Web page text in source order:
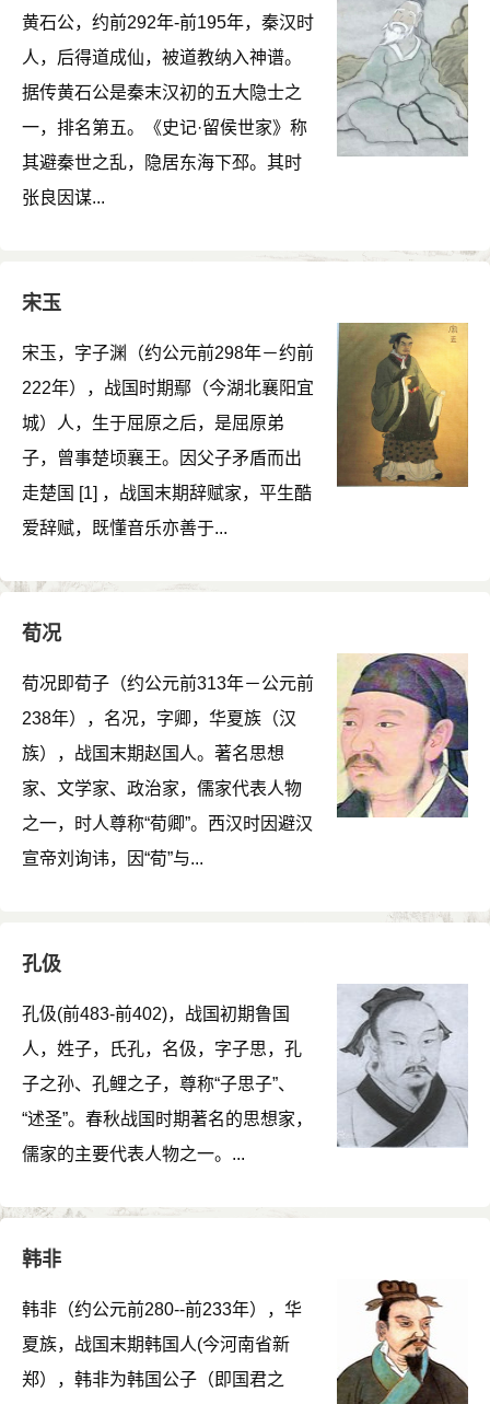
黄石公，约前292年-前195年，秦汉时
人，后得道成仙，被道教纳入神谱。
据传黄石公是秦末汉初的五大隐士之
一，排名第五。《史记·留侯世家》称
其避秦世之乱，隐居东海下邳。其时
张良因谋...
宋玉
宋玉，字子渊（约公元前298年－约前
222年），战国时期鄢（今湖北襄阳宜
城）人，生于屈原之后，是屈原弟
子，曾事楚顷襄王。因父子矛盾而出
走楚国 [1] ，战国末期辞赋家，平生酷
爱辞赋，既懂音乐亦善于...
荀况
荀况即荀子（约公元前313年－公元前
238年），名况，字卿，华夏族（汉
族），战国末期赵国人。著名思想
家、文学家、政治家，儒家代表人物
之一，时人尊称“荀卿”。西汉时因避汉
宣帝刘询讳，因“荀”与...
孔伋
孔伋(前483-前402)，战国初期鲁国
人，姓子，氏孔，名伋，字子思，孔
子之孙、孔鲤之子，尊称“子思子”、
“述圣”。春秋战国时期著名的思想家，
儒家的主要代表人物之一。...
韩非
韩非（约公元前280--前233年），华
夏族，战国末期韩国人(今河南省新
郑），韩非为韩国公子（即国君之